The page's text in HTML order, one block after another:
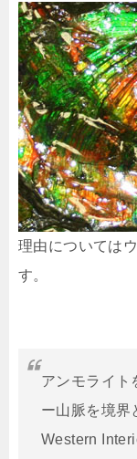
理由については
す。
アンモライト
ー山脈を境界
Western